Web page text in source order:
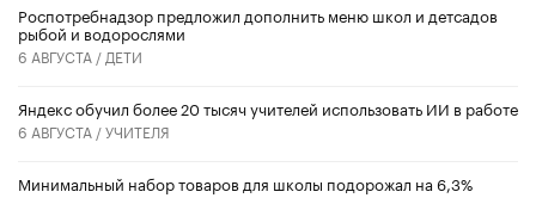
Роспотребнадзор предложил дополнить меню школ и детсадов
рыбой и водорослями
6 АВГУСТА / ДЕТИ
​Яндекс обучил более 20 тысяч учителей использовать ИИ в работе
6 АВГУСТА /УЧИТЕЛЯ
Минимальный набор товаров для школы подорожал на 6,3%